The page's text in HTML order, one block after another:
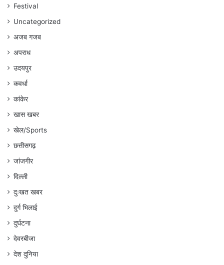
गौरहाFestival
Uncategorized
अजब गजब
अपराध
उदयपुर
कवर्धा
कांकेर
खास खबर
खेल/Sports
छत्तीसगढ़
जांजगीर
दिल्ली
दुःखत खबर
दुर्ग भिलाई
दुर्घटना
देवरबीजा
देश दुनिया